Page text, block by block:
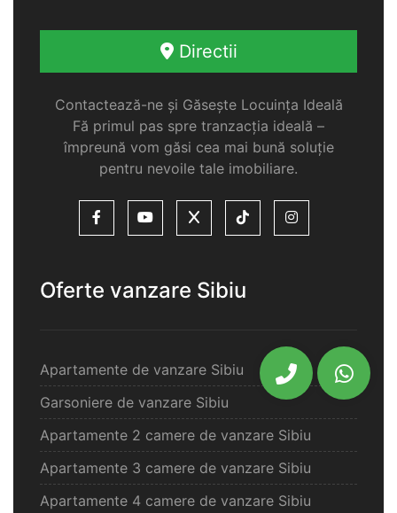
Directii
Contactează-ne și Găsește Locuința Ideală
Fă primul pas spre tranzacția ideală –
împreună vom găsi cea mai bună soluție
pentru nevoile tale imobiliare.
Oferte vanzare Sibiu
Apartamente de vanzare Sibiu
Garsoniere de vanzare Sibiu
Apartamente 2 camere de vanzare Sibiu
Apartamente 3 camere de vanzare Sibiu
Apartamente 4 camere de vanzare Sibiu